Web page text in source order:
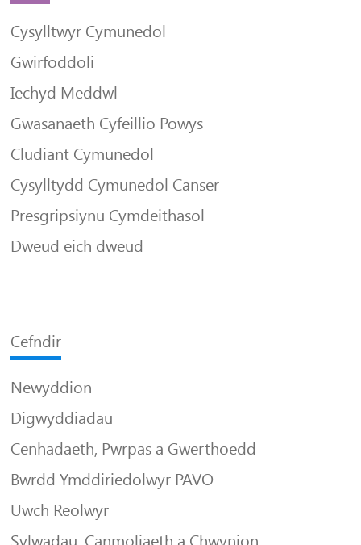
Cysylltwyr Cymunedol
Gwirfoddoli
Iechyd Meddwl
Gwasanaeth Cyfeillio Powys
Cludiant Cymunedol
Cysylltydd Cymunedol Canser
Presgripsiynu Cymdeithasol
Dweud eich dweud
Cefndir
Newyddion
Digwyddiadau
Cenhadaeth, Pwrpas a Gwerthoedd
Bwrdd Ymddiriedolwyr PAVO
Uwch Reolwyr
Sylwadau, Canmoliaeth a Chwynion